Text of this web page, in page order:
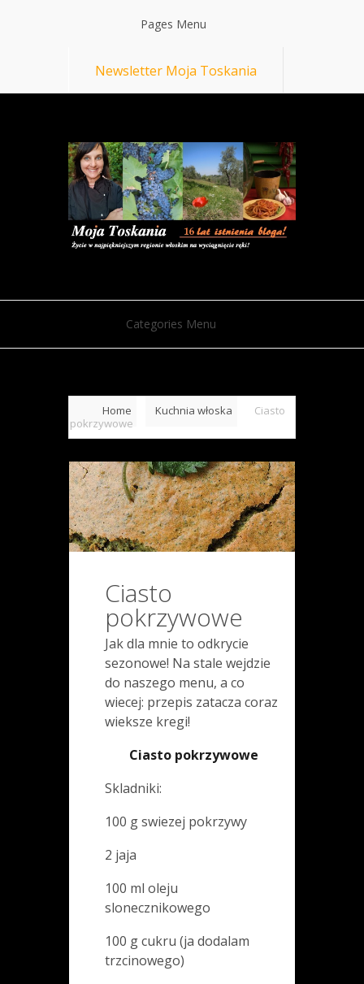
Pages Menu
Newsletter Moja Toskania
Categories Menu
Home Kuchnia włoska
Ciasto
pokrzywowe
Ciasto
pokrzywowe
Jak dla mnie to odkrycie
sezonowe! Na stale wejdzie
do naszego menu, a co
wiecej: przepis zatacza coraz
wieksze kregi!
Ciasto pokrzywowe
Skladniki:
100 g swiezej pokrzywy
2 jaja
100 ml oleju
slonecznikowego
100 g cukru (ja dodalam
trzcinowego)